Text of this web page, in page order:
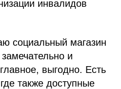
инвалидов
социальный магазин
и
выгодно. Есть
также доступные